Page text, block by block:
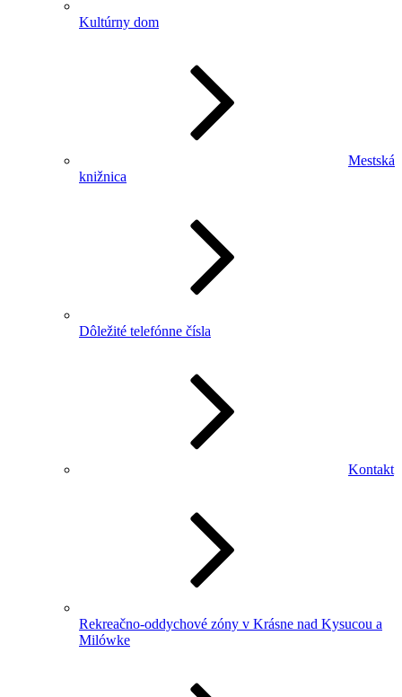
Kultúrny dom
Mestská
knižnica
Dôležité telefónne čísla
Kontakt
Rekreačno-oddychové zóny v Krásne nad Kysucou a
Milówke